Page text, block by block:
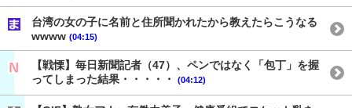
台湾の女の子に名前と住所聞かれたから教えたらこうなる
wwww (04:15)
【戦慄】毎日新聞記者（47）、ペンではなく「包丁」を握
ってしまった結果・・・・・
(04:12)